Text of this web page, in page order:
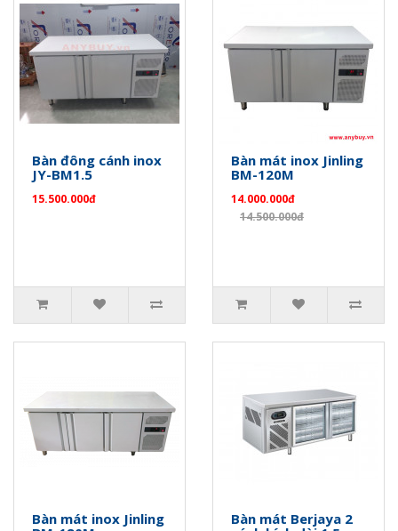
Bàn đông cánh inox
JY-BM1.5
15.500.000đ
Bàn mát inox Jinling
BM-120M
14.000.000đ
14.500.000đ
Bàn mát inox Jinling
Bàn mát Berjaya 2